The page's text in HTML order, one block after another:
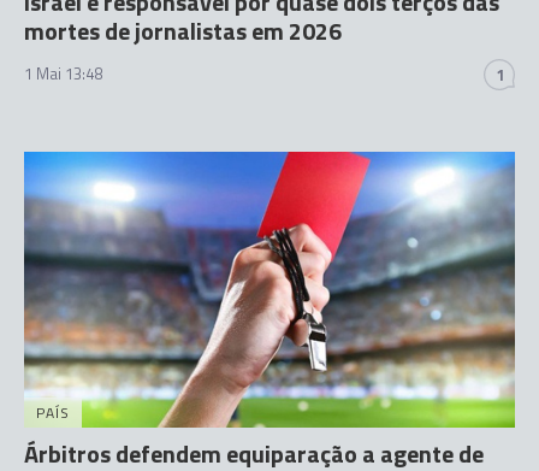
mortes de jornalistas em 2026
1 Mai 13:48 1
PAÍS
Árbitros defendem equiparação a agente de